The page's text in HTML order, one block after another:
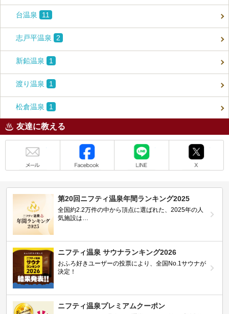
台温泉 11
志戸平温泉 2
新鉛温泉 1
渡り温泉 1
松倉温泉 1
友達に教える
第20回ニフティ温泉年間ランキング2025
全国約2.2万件の中から頂点に選ばれた、2025年の人
気施設は…
ニフティ温泉 サウナランキング2026
おふろ好きユーザーの投票により、全国No.1サウナが
決定！
ニフティ温泉プレミアムクーポン